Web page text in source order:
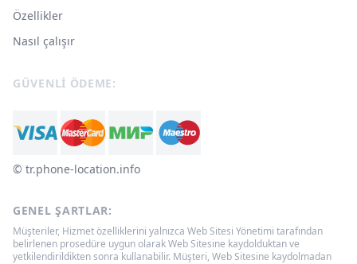
Özellikler
Nasıl çalışır
GÜVENLI ÖDEME:
© ‌tr.phone-location.info
GENEL ŞARTLAR:
Müşteriler, Hizmet özelliklerini yalnızca Web Sitesi Yönetimi tarafından
belirlenen prosedüre uygun olarak Web Sitesine kaydolduktan ve
yetkilendirildikten sonra kullanabilir. Müşteri, Web Sitesine kaydolmadan